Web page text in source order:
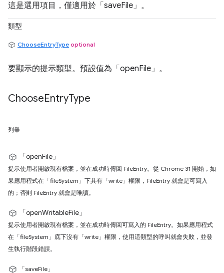
這是選用項目，僅適用於「saveFile」。
類型
ChooseEntryType optional
要顯示的提示類型。預設值為「openFile」。
ChooseEntryType
列舉
「openFile」
提示使用者開啟現有檔案，並在成功時傳回 FileEntry。從 Chrome 31 開始，如
果應用程式在「fileSystem」下具有「write」權限，FileEntry 就會是可寫入
的；否則 FileEntry 就會是唯讀。
「openWritableFile」
提示使用者開啟現有檔案，並在成功時傳回可寫入的 FileEntry。如果應用程式
在「fileSystem」底下沒有「write」權限，使用這類型的呼叫就會失敗，並發
生執行階段錯誤。
「saveFile」